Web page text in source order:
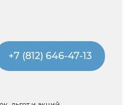
+7 (812) 646-47-13